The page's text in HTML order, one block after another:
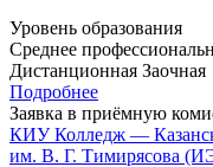
Уровень образования
Среднее
Дистанционная Заочная
Подробнее
Заявка в приёмную
КИУ Колледж —
им. В. Г. Тимирясова